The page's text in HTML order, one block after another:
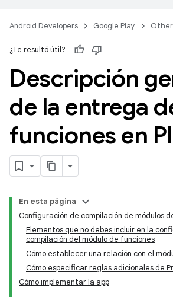
Android Developers Google Play
¿Te resultó útil?
Descripción
de la entrega
funciones en
En esta página
Configuración de compilación de módulos
Elementos que no debes incluir en la
compilación del módulo de funciones
Cómo establecer una relación con el
Cómo especificar reglas adicionales de
Cómo implementar la app